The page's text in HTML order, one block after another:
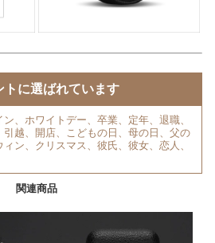
トに選ばれています
、ホワイトデー、卒業、定年、退職、
引越、開店、こどもの日、母の日、父の
ン、クリスマス、彼氏、彼女、恋人、
関連商品